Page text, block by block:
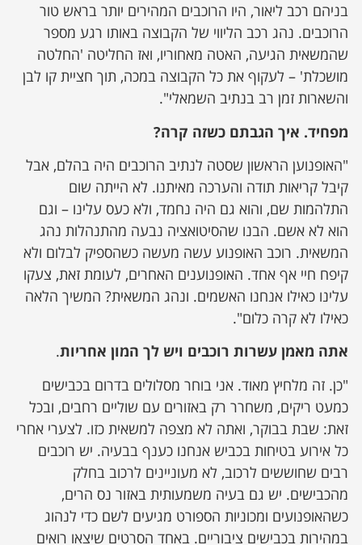
בניהם רכב ליאור, היו הרוכבים המהירים יותר בראש טור
הרוכבים. נהג רכב הליווי של הקבוצה באותו רגע מספר
שהמשאית הגיעה, האטה מאחוריו, ואז החליטה 'החלטה
מושכלת' – לעקוף את כל הקבוצה במכה, תוך חציית קו לבן
והשארות זמן רב בנתיב השמאלי".
מפחיד. איך הגבתם כשזה קרה?
"האופנוען הראשון שסטה לנתיב הרוכבים היה בהלם, אבל
קיבל קריאות תודה והערכה מאיתנו. לא הייתה שום
התלהמות שם, והוא גם היה נחמד, ולא כעס עלינו – וגם
הוא לא אשם. הבנו שהסיטואציה נבעה מהתנהלות נהג
המשאית. רוכב האופנוע עשה מעשה כשהספיק לבלום ולא
קיפח חיי אף אחד. האופנוענים האחרים, לעומת זאת, צעקו
עלינו כאילו אנחנו האשמים. ונהג המשאית? המשיך הלאה
כאילו לא קרה כלום".
אתה מאמן עשרות רוכבים ויש לך המון אחריות.
"כן. זה מלחיץ מאוד. אני בוחר מסלולים בדרום בכבישים
כמעט ריקים, משחרר רק באזורים עם שוליים רחבים, ובכל
זאת: שבת בבוקר, ואתה לא מצפה למשאית כזו. לצערי אחרי
כל אירוע בטיחות בכביש אנחנו כענף בבעיה. יש רוכבים
רבים שחוששים לרכוב, לא מעוניינים לרכוב בחלק
מהכבישים. יש גם בעיה משמעותית באזור נס הרים,
כשהאופנועים ומכוניות הספורט מגיעים לשם כדי לנהוג
במהירות בכבישים ציבוריים. באחד הסרטים שיצאו רואים